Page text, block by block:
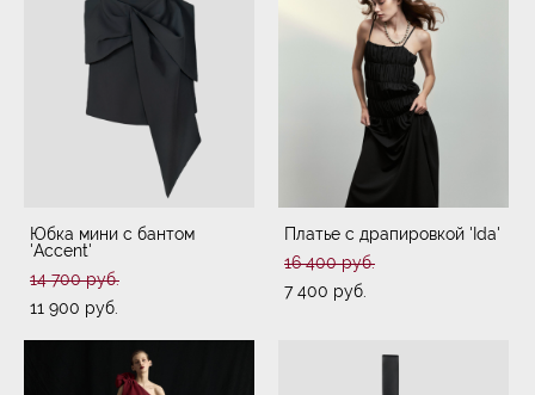
Юбка мини с бантом
'Accent'
14 700 pуб.
11 900 pуб.
Платье с драпировкой 'Ida'
16 400 pуб.
7 400 pуб.